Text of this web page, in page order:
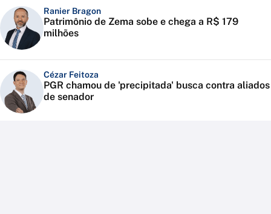
Ranier Bragon
Patrimônio de Zema sobe e chega a R$ 179
milhões
Cézar Feitoza
PGR chamou de 'precipitada' busca contra aliados
de senador